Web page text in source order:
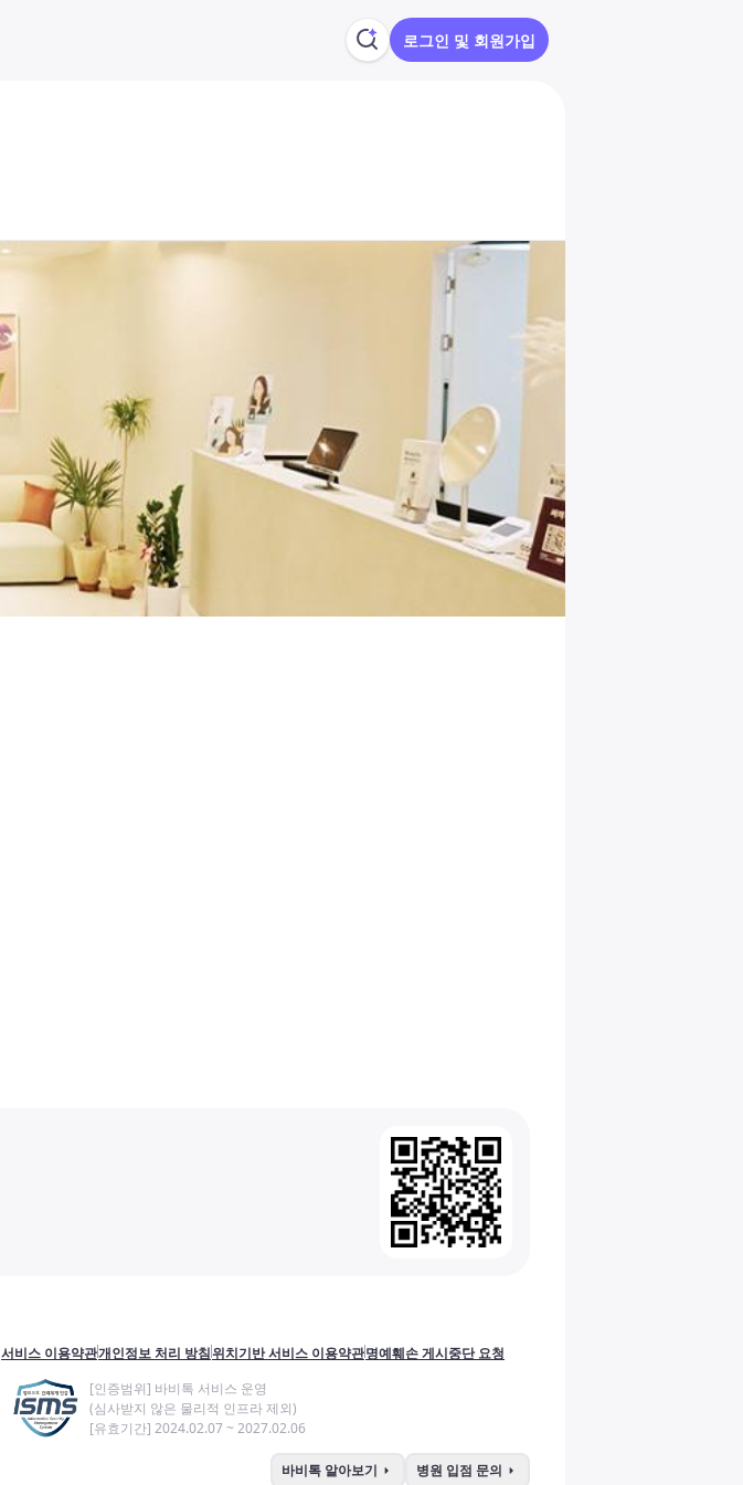
로그인 및 회원가입
서비스 이용약관개인정보 처리 방침위치기반 서비스 이용약관명예훼손 게시중단 요청
[인증범위] 바비톡 서비스 운영
(심사받지 않은 물리적 인프라 제외)
[유효기간] 2024.02.07 ~ 2027.02.06
바비톡 알아보기 arrow_right 병원 입점 문의 arrow_right